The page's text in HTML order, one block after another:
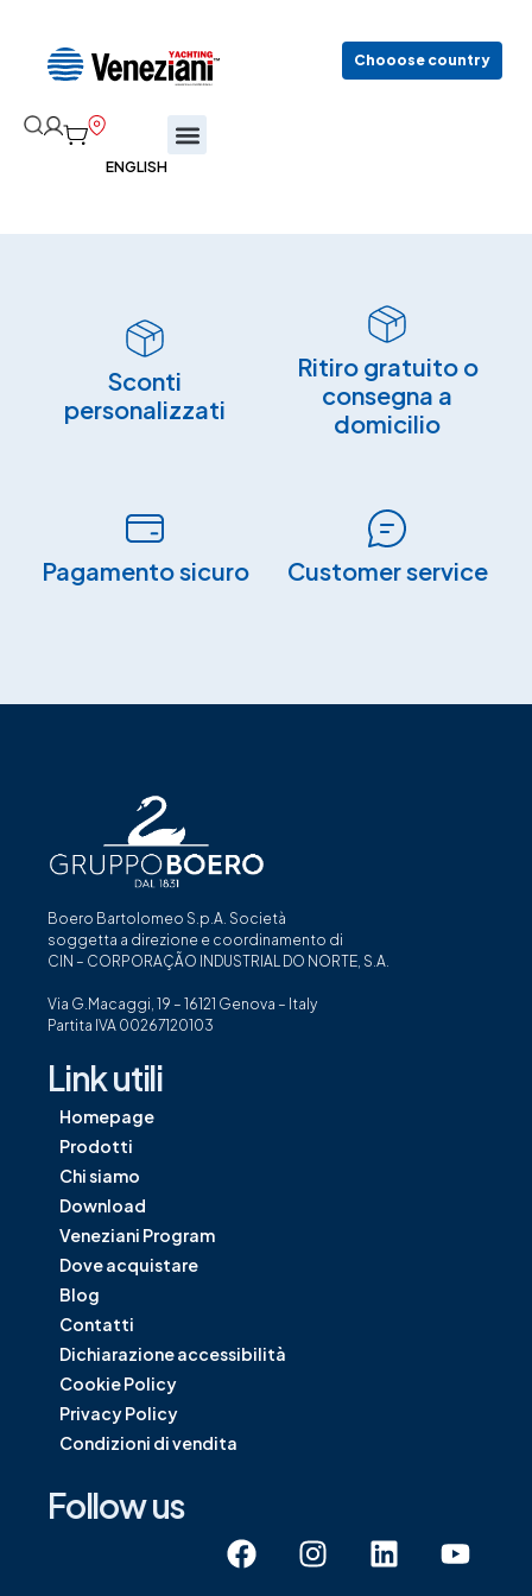
Chooose country
Sconti
personalizzati
Ritiro gratuito o
consegna a
domicilio
Pagamento sicuro​ Customer service
Boero Bartolomeo S.p.A. Società
soggetta a direzione e coordinamento di
CIN – CORPORAÇÃO INDUSTRIAL DO NORTE, S.A.
Via G.Macaggi, 19 – 16121 Genova – Italy
Partita IVA 00267120103
Link utili
Homepage
Prodotti
Chi siamo
Download
Veneziani Program
Dove acquistare
Blog
Contatti
Dichiarazione accessibilità
Cookie Policy
Privacy Policy
Condizioni di vendita
Follow us